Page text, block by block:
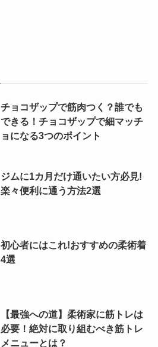
チョコザップで筋肉つく？誰でも
できる！チョコザップで細マッチ
ョになる3つのポイント
ジムに1カ月だけ通いたい方必見!
楽々便利に通う方法2選
初心者にはこれ!おすすめの柔術着
4選
【最強への道】柔術家に筋トレは
必要！絶対に取り組むべき筋トレ
メニューとは？